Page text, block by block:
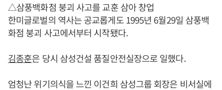
△삼풍백화점 붕괴 사고를 교훈 삼아 창업
한미글로벌의 역사는 공교롭게도 1995년 6월29일 삼풍백
화점 붕괴 사고에서부터 시작됐다.
김종훈은 당시 삼성건설 품질안전실장으로 일했다.
엄청난 위기의식을 느낀 이건희 삼성그룹 회장은 비서실에